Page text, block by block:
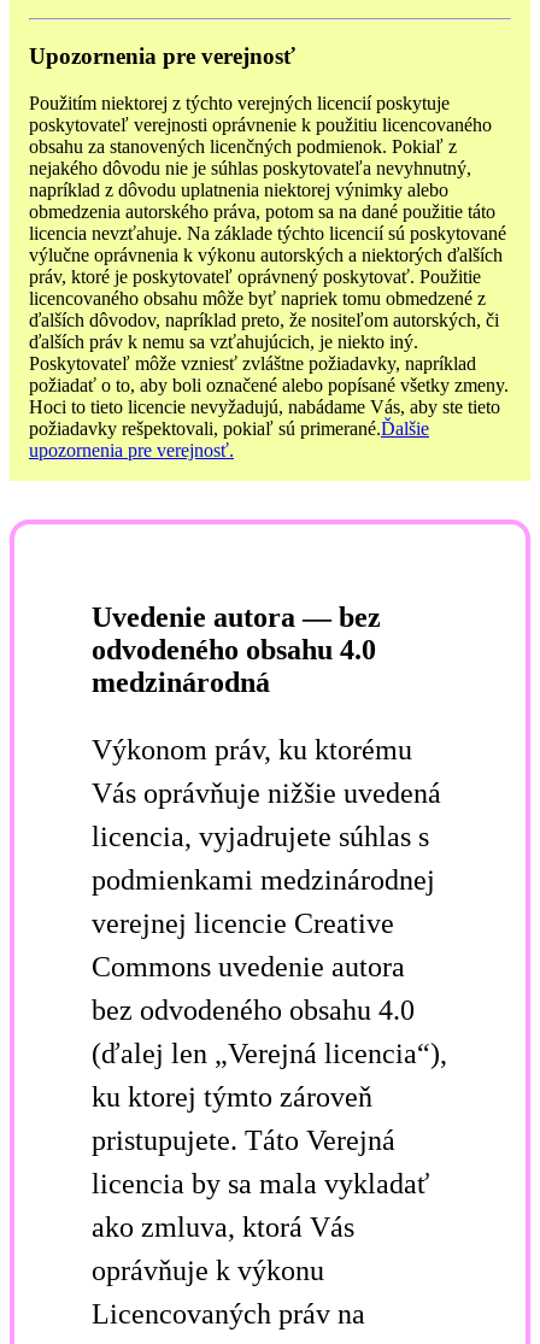
Upozornenia pre verejnosť
Použitím niektorej z týchto verejných licencií poskytuje
poskytovateľ verejnosti oprávnenie k použitiu licencovaného
obsahu za stanovených licenčných podmienok. Pokiaľ z
nejakého dôvodu nie je súhlas poskytovateľa nevyhnutný,
napríklad z dôvodu uplatnenia niektorej výnimky alebo
obmedzenia autorského práva, potom sa na dané použitie táto
licencia nevzťahuje. Na základe týchto licencií sú poskytované
výlučne oprávnenia k výkonu autorských a niektorých ďalších
práv, ktoré je poskytovateľ oprávnený poskytovať. Použitie
licencovaného obsahu môže byť napriek tomu obmedzené z
ďalších dôvodov, napríklad preto, že nositeľom autorských, či
ďalších práv k nemu sa vzťahujúcich, je niekto iný.
Poskytovateľ môže vzniesť zvláštne požiadavky, napríklad
požiadať o to, aby boli označené alebo popísané všetky zmeny.
Hoci to tieto licencie nevyžadujú, nabádame Vás, aby ste tieto
požiadavky rešpektovali, pokiaľ sú primerané.Ďalšie
upozornenia pre verejnosť.
Uvedenie autora — bez
odvodeného obsahu 4.0
medzinárodná
Výkonom práv, ku ktorému
Vás oprávňuje nižšie uvedená
licencia, vyjadrujete súhlas s
podmienkami medzinárodnej
verejnej licencie Creative
Commons uvedenie autora
bez odvodeného obsahu 4.0
(ďalej len „Verejná licencia“),
ku ktorej týmto zároveň
pristupujete. Táto Verejná
licencia by sa mala vykladať
ako zmluva, ktorá Vás
oprávňuje k výkonu
Licencovaných práv na